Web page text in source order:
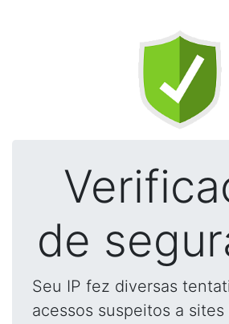
de
Seu IP fez diversas
acessos suspeitos a